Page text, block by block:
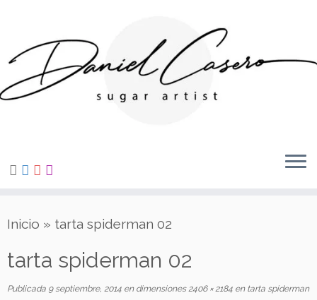
contenido
Inicio » tarta spiderman 02
tarta spiderman 02
Publicada 9 septiembre, 2014 en dimensiones2406 × 2184 entarta spiderman